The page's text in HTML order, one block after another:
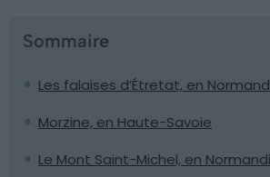
Sommaire
Les falaises d’Étretat, en
Morzine, en Haute-Savoie
Le Mont Saint-Michel, en